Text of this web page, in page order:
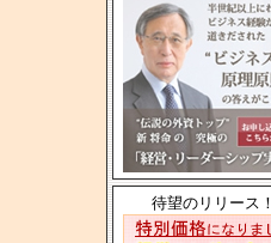
待望のリリース！